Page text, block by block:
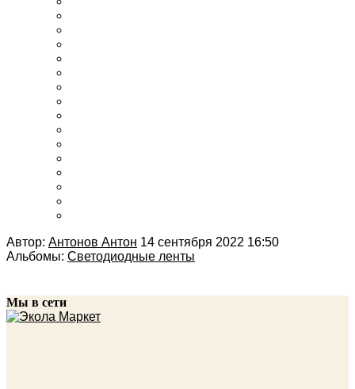
Автор: Антонов Антон 14 сентября 2022 16:50
Альбомы: Светодиодные ленты
Мы в сети